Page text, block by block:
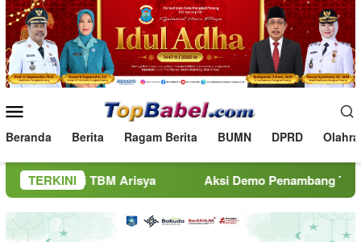
Loncat
ke
konten
Mobile
Beranda Berita Ragam Berita BUMN DPRD
TERKINI
Arisya Aksi Demo Penambang Timah di Belitung